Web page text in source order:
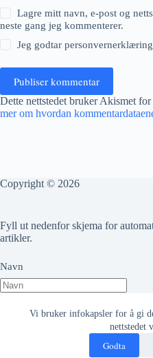
Vi bruker infokapsler for å gi
nettstedet
Godta
Lagre mitt navn, e-post og
neste gang jeg kommenterer.
Jeg godtar
Publiser kommentar
Dette nettstedet bruker Akismet for
mer om hvordan
Copyright © 2026
Fyll ut nedenfor skjema for
artikler.
Navn